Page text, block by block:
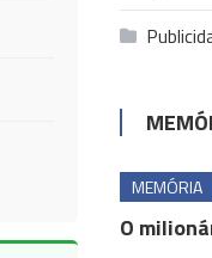
MEMÓRIA
O